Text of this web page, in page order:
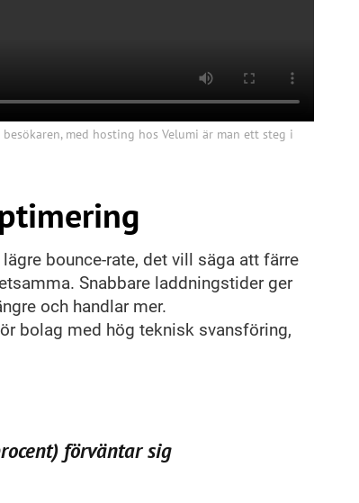
med hosting hos Velumi är man ett steg i
bounce-rate, det vill säga att färre
Snabbare laddningstider ger
och handlar mer.
bolag med hög teknisk svansföring,